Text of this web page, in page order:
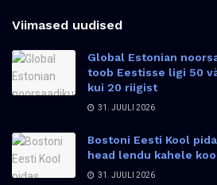
Viimased uudised
Global Estonian
toob Eestisse ligi 50
kui 20 riigist
31. JUULI 2026
Bostoni Eesti Kool
head lendu kahele
31. JUULI 2026